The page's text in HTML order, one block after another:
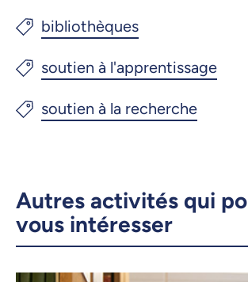
Autres activités qui
vous intéresser